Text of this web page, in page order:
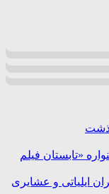
«تابستان فیلم
ایلیاتی و عشایری